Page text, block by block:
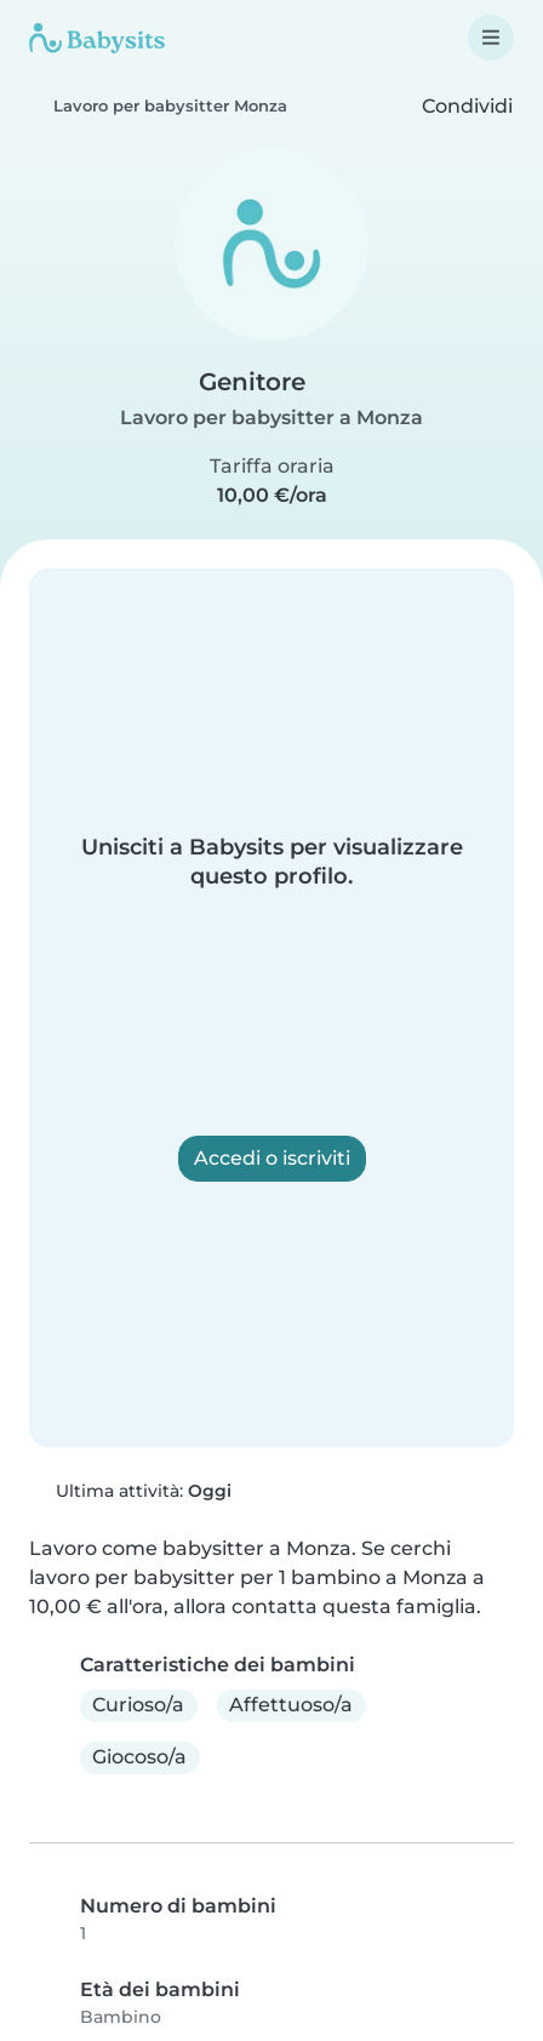
Lavoro per babysitter Monza Condividi
Genitore
Lavoro per babysitter a Monza
Tariffa oraria
10,00 €/ora
Unisciti a Babysits per visualizzare
questo profilo.
Accedi o iscriviti
Ultima attività: Oggi
Lavoro come babysitter a Monza. Se cerchi
lavoro per babysitter per 1 bambino a Monza a
10,00 € all'ora, allora contatta questa famiglia.
Caratteristiche dei bambini
Curioso/a
Affettuoso/a
Giocoso/a
Numero di bambini
1
Età dei bambini
Bambino